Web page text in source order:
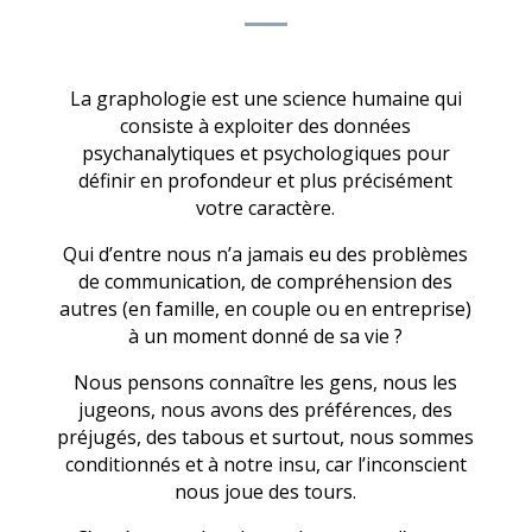
La graphologie est une science humaine qui
consiste à exploiter des données
psychanalytiques et psychologiques pour
définir en profondeur et plus précisément
votre caractère.
Qui d’entre nous n’a jamais eu des problèmes
de communication, de compréhension des
autres (en famille, en couple ou en entreprise)
à un moment donné de sa vie ?
Nous pensons connaître les gens, nous les
jugeons, nous avons des préférences, des
préjugés, des tabous et surtout, nous sommes
conditionnés et à notre insu, car l’inconscient
nous joue des tours.